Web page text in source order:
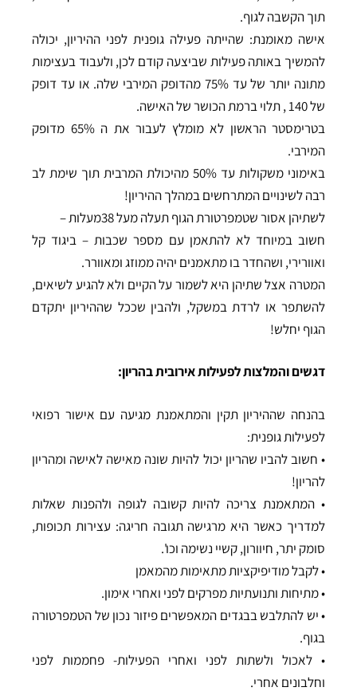
תוך הקשבה לגוף.
אישה מאומנת: שהייתה פעילה גופנית לפני ההיריון, יכולה
להמשיך באותה פעילות שביצעה קודם לכן, ולעבוד בעצימות
מתונה יותר של עד 75% מהדופק המירבי שלה. או עד דופק
של 140 , תלוי ברמת הכושר של האישה.
בטרימסטר הראשון לא מומלץ לעבור את ה 65% מדופק
המירבי.
באימוני משקולות עד 50% מהיכולת המרבית תוך שימת לב
רבה לשינויים המתרחשים במהלך ההיריון!
לשתיהן אסור שטמפרטורת הגוף תעלה מעל 38מעלות –
חשוב במיוחד לא להתאמן עם מספר שכבות – ביגוד קל
ואוורירי, ושהחדר בו מתאמנים יהיה ממוזג ומאוורר.
המטרה אצל שתיהן היא לשמור על הקיים ולא להגיע לשיאים,
להשתפר או לרדת במשקל, ולהבין שככל שההיריון יתקדם
הגוף יחלש!
דגשים והמלצות לפעילות אירובית בהריון:
בהנחה שההיריון תקין והמתאמנת מגיעה עם אישור רפואי
לפעילות גופנית:
• חשוב להביו שהריון יכול להיות שונה מאישה לאישה ומהריון
להריון!
• המתאמנת צריכה להיות קשובה לגופה ולהפנות שאלות
למדריך כאשר היא מרגישה תגובה חריגה: עצירות תכופות,
סומק יתר, חיוורון, קשיי נשימה וכו'.
• לקבל מודיפיקציות מתאימות מהמאמן
• מתיחות ותנועתיות מפרקים לפני ואחרי אימון.
• יש להתלבש בבגדים המאפשרים פיזור נכון של הטמפרטורה
בגוף.
• לאכול ולשתות לפני ואחרי הפעילות- פחממות לפני
וחלבונים אחרי.